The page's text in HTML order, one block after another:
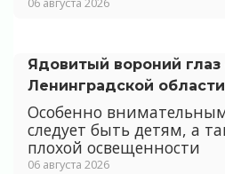
Ядовитый вороний глаз
Ленинградской области
Особенно
следует быть детям, а
плохой освещенности
06 августа 2026